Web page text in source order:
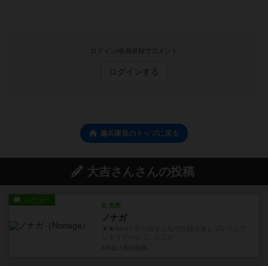
ログイン/会員登録でコメント
ログインする
傭兵隊長のトップに戻る
大吉さんさんの投稿
レビュー
充実
ノナガ